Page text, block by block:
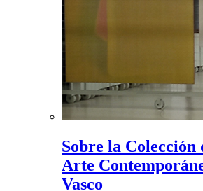
Sobre la Colección
Arte
Vasco